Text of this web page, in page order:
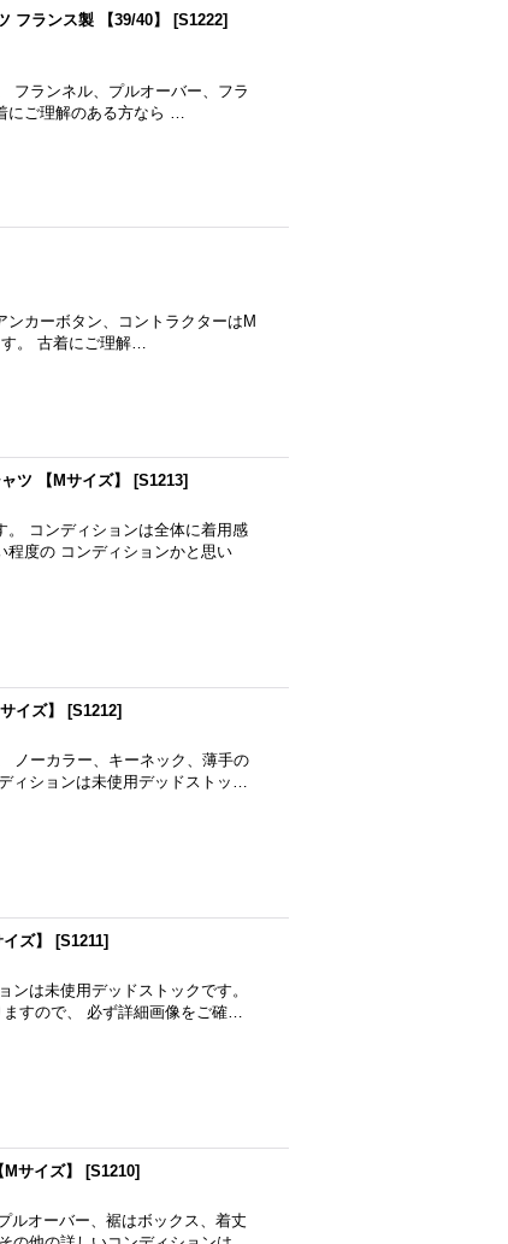
フランス製 【39/40】 [S1222]
フランネル、プルオーバー、フラ
にご理解のある方なら …
カーボタン、コントラクターはM
。 古着にご理解…
ツ 【Mサイズ】 [S1213]
。 コンディションは全体に着用感
程度の コンディションかと思い
イズ】 [S1212]
ノーカラー、キーネック、薄手の
ィションは未使用デッドストッ…
ズ】 [S1211]
は未使用デッドストックです。
すので、 必ず詳細画像をご確…
サイズ】 [S1210]
ルオーバー、裾はボックス、着丈